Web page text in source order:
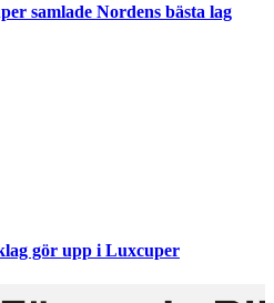
samlade Nordens bästa lag
gör upp i Luxcuper